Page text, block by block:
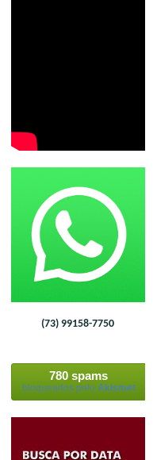
(73) 99158-7750
780 spams
bloqueados pelo Akismet